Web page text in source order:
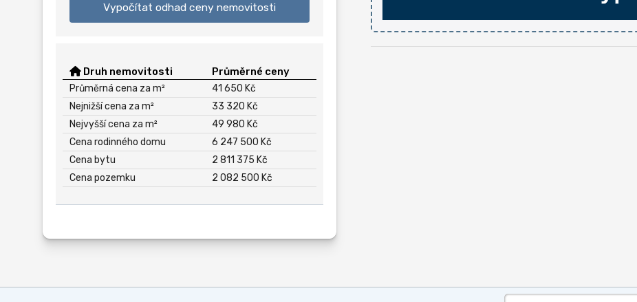
Vypočítat odhad ceny nemovitosti
Druh nemovitosti Průměrné ceny
Průměrná cena za m²
41 650 Kč
Nejnižší cena za m²
33 320 Kč
Nejvyšší cena za m²
49 980 Kč
Cena rodinného domu
6 247 500 Kč
Cena bytu
2 811 375 Kč
Cena pozemku
2 082 500 Kč